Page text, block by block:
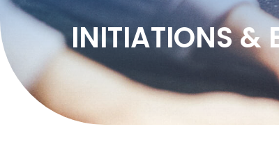
INITIATIONS &